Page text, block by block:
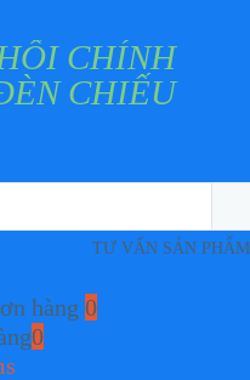
TƯ VẤN SẢN PHẨM
hàng 0
0